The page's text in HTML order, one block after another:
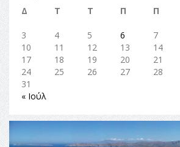
Δ
Τ Τ Π Π
3
4 5 6 7
10
11 12 13 14
17
18 19 20 21
24
25 26 27 28
31
« Ιούλ